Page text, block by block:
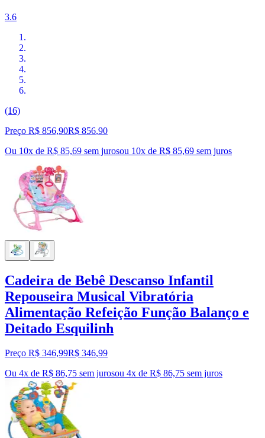
3.6
(16)
Preço R$ 856,90R$ 856,90
Ou 10x de R$ 85,69 sem jurosou 10x de R$ 85,69 sem juros
Cadeira de Bebê Descanso Infantil
Repouseira Musical Vibratória
Alimentação Refeição Função Balanço e
Deitado Esquilinh
Preço R$ 346,99R$ 346,99
Ou 4x de R$ 86,75 sem jurosou 4x de R$ 86,75 sem juros